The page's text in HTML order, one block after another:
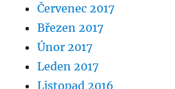
Červenec 2017
Březen 2017
Únor 2017
Leden 2017
Listopad 2016